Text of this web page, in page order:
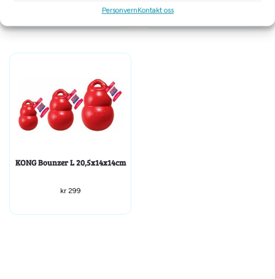
PersonvernKontakt oss
KONG Bounzer L 20,5x14x14cm
kr299